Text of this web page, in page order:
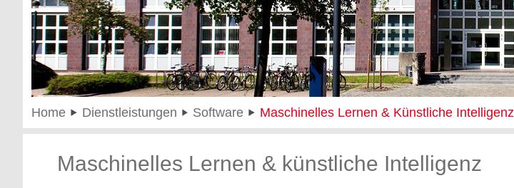
Home Dienstleistungen Software Maschinelles Lernen & Künstliche Intelligenz
Maschinelles Lernen & künstliche Intelligenz